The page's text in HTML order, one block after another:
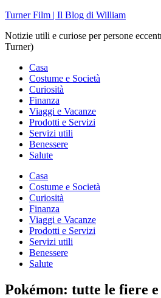
Skip
content
Turner Film | Il Blog di William
Notizie utili e curiose per persone
Turner)
Casa
Costume e Società
Curiosità
Finanza
Viaggi e Vacanze
Prodotti e Servizi
Servizi utili
Benessere
Salute
Casa
Costume e Società
Curiosità
Finanza
Viaggi e Vacanze
Prodotti e Servizi
Servizi utili
Benessere
Salute
Pokémon: tutte le fiere